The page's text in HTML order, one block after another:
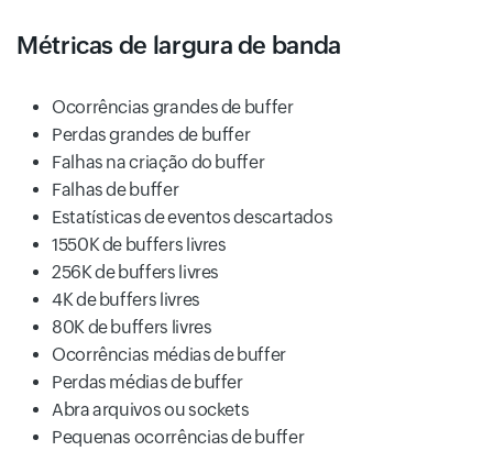
Métricas de largura de banda
Ocorrências grandes de buffer
Perdas grandes de buffer
Falhas na criação do buffer
Falhas de buffer
Estatísticas de eventos descartados
1550K de buffers livres
256K de buffers livres
4K de buffers livres
80K de buffers livres
Ocorrências médias de buffer
Perdas médias de buffer
Abra arquivos ou sockets
Pequenas ocorrências de buffer